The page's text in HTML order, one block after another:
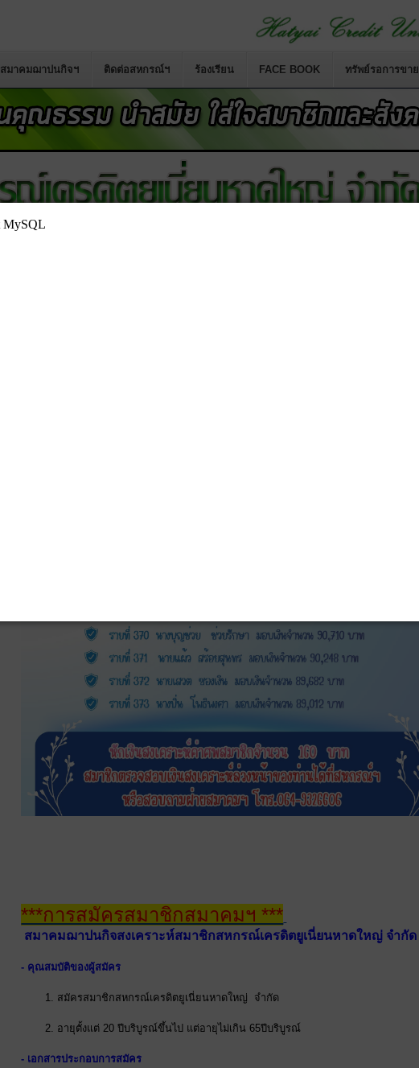
สมาคมฌาปนกิจฯ ติดต่อสหกรณ์ฯ ร้องเรียน FACE BOOK ทรัพย์รอการขาย
***การสมัครสมาชิกสมาคมฯ ***
สมาคมฌาปนกิจสงเคราะห์สมาชิกสหกรณ์เครดิตยูเนี่ยนหาดใหญ่ จำกัด
- คุณสมบัติของผู้สมัคร
1. สมัครสมาชิกสหกรณ์เครดิตยูเนี่ยนหาดใหญ่ จำกัด
2. อายุตั้งแต่ 20 ปีบริบูรณ์ขึ้นไป แต่อายุไม่เกิน 65ปีบริบูรณ์
- เอกสารประกอบการสมัคร